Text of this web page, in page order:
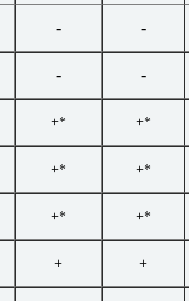
- -
- -
+* +*
+* +*
+* +*
+ +